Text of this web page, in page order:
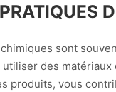
sont
utiliser des
produits, vous